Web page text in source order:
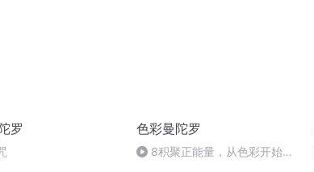
罗 色彩曼陀罗
8积聚正能量，从色彩开始